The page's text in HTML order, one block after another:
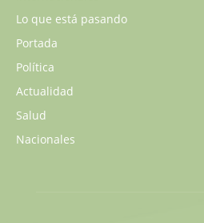
Lo que está pasando
Portada
Política
Actualidad
Salud
Nacionales